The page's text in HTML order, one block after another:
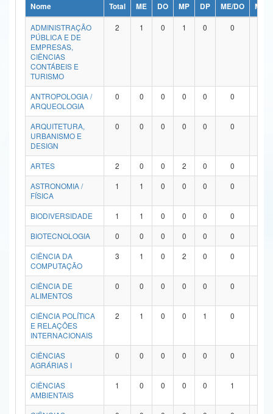
Ministério da Ciência, Tecnologia, Inovações e Comunicações
Ministério do Meio Ambiente
Ministério do Turismo
Ministério do Desenvolvimento Regional
Controladoria-Geral da União
Ministério da Mulher, da Família e dos Direitos Humanos
Secretaria de Governo
Advocacia-Geral da União
Banco Central do Brasil
Nome Total ME DO MP DP ME/DO
MP/
ADMINISTRAÇÃO
PÚBLICA E DE
EMPRESAS,
CIÊNCIAS
CONTÁBEIS E
TURISMO
2 1 0 1 0 0
ANTROPOLOGIA /
ARQUEOLOGIA
0 0 0 0 0 0
ARQUITETURA,
URBANISMO E
DESIGN
0 0 0 0 0 0
ARTES 2 0 0 2 0 0
ASTRONOMIA /
FÍSICA
1 1 0 0 0 0
BIODIVERSIDADE 1 1 0 0 0 0
BIOTECNOLOGIA
0 0 0 0 0 0
CIÊNCIA DA
COMPUTAÇÃO
3 1 0 2 0 0
CIÊNCIA DE
ALIMENTOS
0 0 0 0 0 0
CIÊNCIA POLÍTICA
E RELAÇÕES
INTERNACIONAIS
2 1 0 0 1 0
CIÊNCIAS
AGRÁRIAS I
0 0 0 0 0 0
CIÊNCIAS
AMBIENTAIS
1 0 0 0 0 1